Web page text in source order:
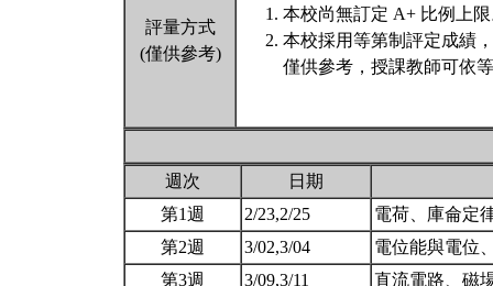
評量方式
(僅供參考)
本校尚無訂定 A+ 比例上
本校採用等第制評定成績
僅供參考，授課教師可依
週次
日期
第1週
2/23,2/25
電荷、庫侖定
第2週
3/02,3/04
電位能與電位
第3週
3/09,3/11
直流電路、磁